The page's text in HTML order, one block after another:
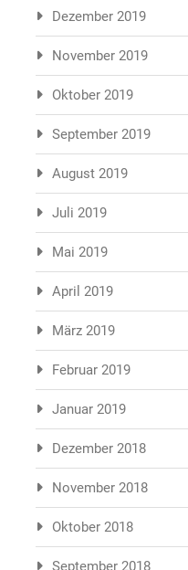
Dezember 2019
November 2019
Oktober 2019
September 2019
August 2019
Juli 2019
Mai 2019
April 2019
März 2019
Februar 2019
Januar 2019
Dezember 2018
November 2018
Oktober 2018
September 2018